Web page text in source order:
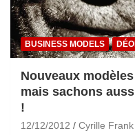
BUSINESS MODELS
Nouveaux
mais sachons
!
12/12/2012 Cyrille Frank